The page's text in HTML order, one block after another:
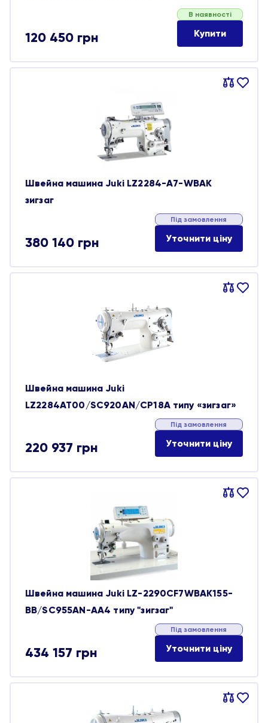
120 450 грн
В наявності
Купити
Порівняти
В
Швейна машина Juki LZ2284-A7-WBAK
зигзаг
380 140 грн
Під замовлення
Уточнити ціну
Порівняти
В
Швейна машина Juki
LZ2284AT00/SC920AN/CP18A типу «зигзаг»
220 937 грн
Під замовлення
Уточнити ціну
Порівняти
В
Швейна машина Juki LZ-2290CF7WBAK155-
BB/SC955AN-AA4 типу "зигзаг"
434 157 грн
Під замовлення
Уточнити ціну
Порівняти
В